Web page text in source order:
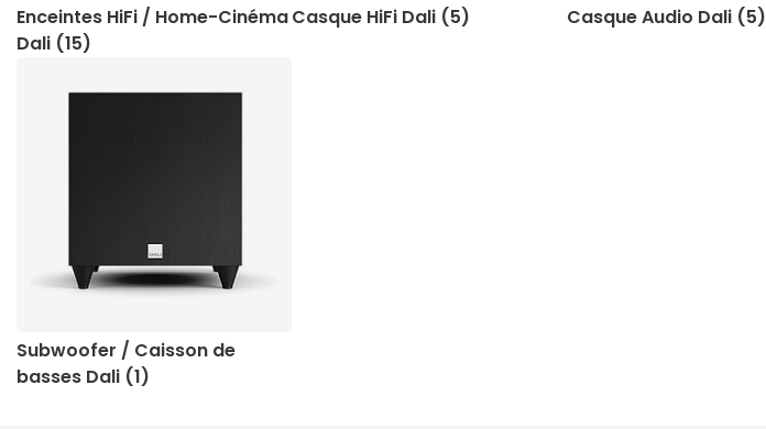
Enceintes HiFi / Home-Cinéma
Dali (15)
Casque HiFi Dali (5) Casque Audio Dali (5)
Subwoofer / Caisson de
basses Dali (1)